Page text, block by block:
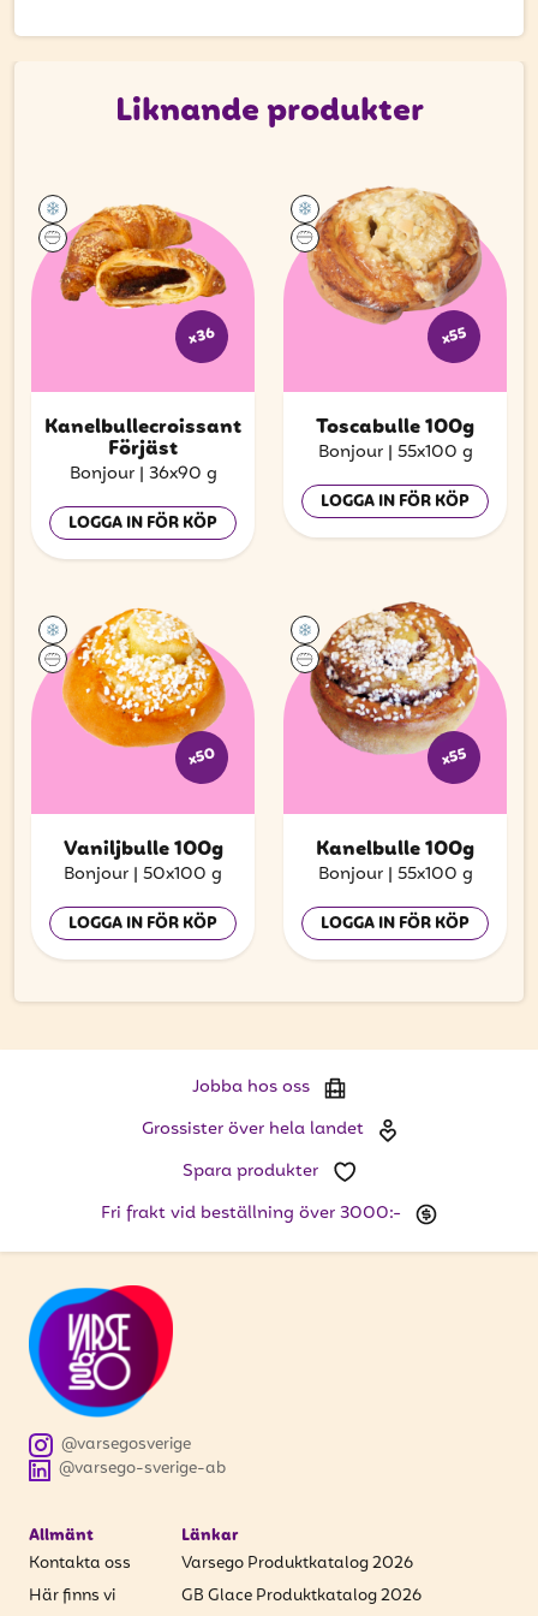
Ange din e-postadress nedan för att ta del av våra
E-postadress
PRENUMERERA
Liknande produkter
x36
Kanelbullecroissant
Förjäst
Bonjour | 36x90 g
LOGGA IN FÖR KÖP
x55
Toscabulle 100g
Bonjour | 55x100 g
LOGGA IN FÖR KÖP
x50
Vaniljbulle 100g
Bonjour | 50x100 g
LOGGA IN FÖR KÖP
x55
Kanelbulle 100g
Bonjour | 55x100 g
LOGGA IN FÖR KÖP
Jobba hos oss
Grossister över hela landet
Spara produkter
Fri frakt vid beställning över 3000:-
@varsego-sverige-ab
@varsegosverige
Allmänt
Kontakta oss
Här finns vi
Länkar
Varsego Produktkatalog 2026
GB Glace Produktkatalog 2026